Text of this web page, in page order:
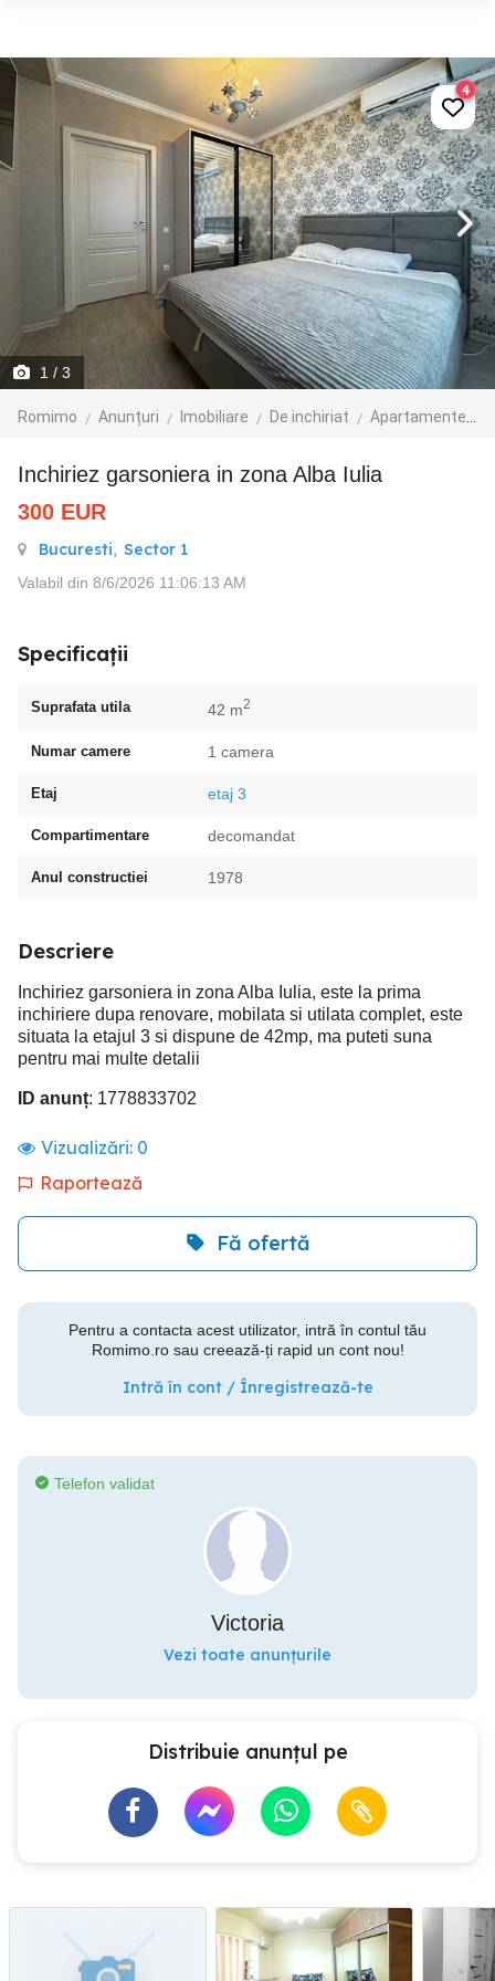
1 / 3
Romimo Anunțuri Imobiliare De inchiriat Apartamente de inchiriat
4
Inchiriez garsoniera in zona Alba Iulia
300 EUR
Bucuresti, Sector 1
Valabil din 8/6/2026 11:06:13 AM
Specificații
Suprafata utila 42 m2
Numar camere 1 camera
Etaj etaj 3
Compartimentare decomandat
Anul constructiei 1978
Descriere
Inchiriez garsoniera in zona Alba Iulia, este la prima
inchiriere dupa renovare, mobilata si utilata complet, este
situata la etajul 3 si dispune de 42mp, ma puteti suna
pentru mai multe detalii
ID anunț: 1778833702
Vizualizări: 0
Raportează
Fă ofertă
Pentru a contacta acest utilizator, intră în contul tău
Romimo.ro sau creează-ți rapid un cont nou!
Intră în cont / Înregistrează-te
Telefon validat
Victoria
Vezi toate anunțurile
Distribuie anunțul pe